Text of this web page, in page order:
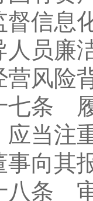
督信息
人员廉
营风险
履行
应当注
事向其
审计